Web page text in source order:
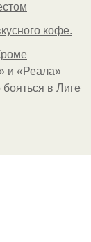
кофе.
и «Реала»
в Лиге